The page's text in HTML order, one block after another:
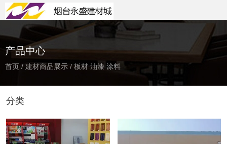
产品中心
首页 / 建材商品展示 / 板材 油漆 涂料
分类